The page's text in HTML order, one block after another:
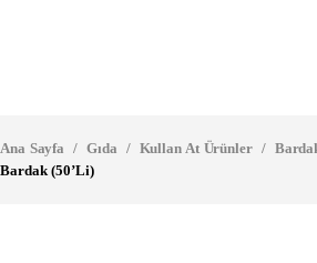
Ana Sayfa / Gıda / Kullan At Ürünler /
Bardak (50’li)